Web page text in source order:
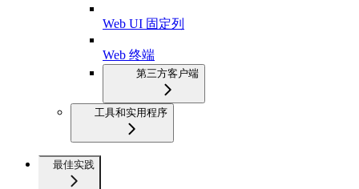
Web UI 固定列
Web 终端
第三方客户端
工具和实用程序
最佳实践